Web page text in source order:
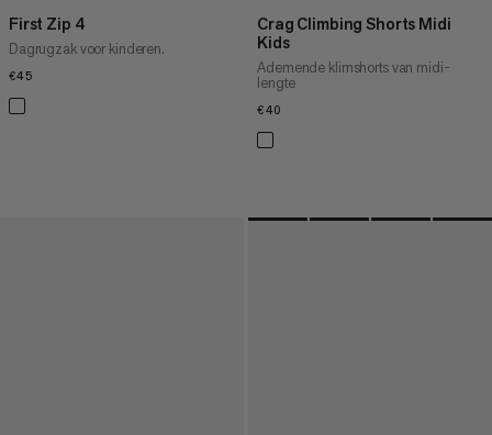
First Zip 4
Dagrugzak voor kinderen.
€45
Crag Climbing Shorts Midi
Kids
Ademende klimshorts van midi-
lengte
€40